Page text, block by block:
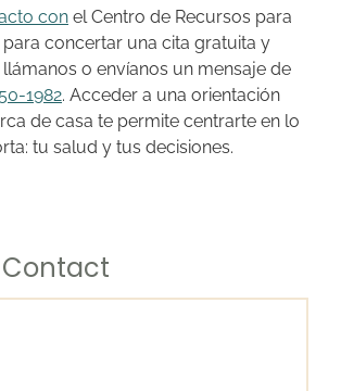
con el Centro de Recursos para
concertar una cita gratuita y
o envíanos un mensaje de
1982. Acceder a una orientación
de casa te permite centrarte en lo
tu salud y tus decisiones.
Contact